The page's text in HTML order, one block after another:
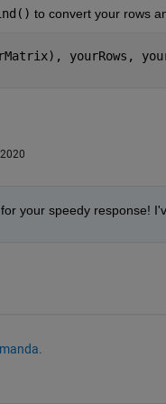
to convert your rows
yourRows,
your speedy response!